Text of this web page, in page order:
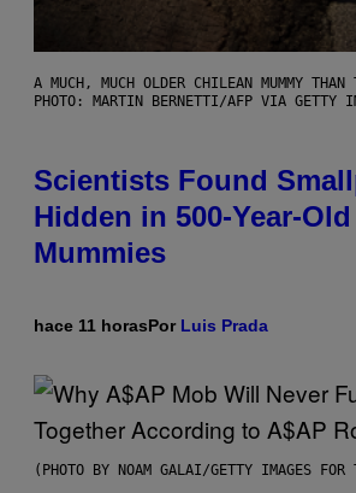
A MUCH, MUCH OLDER CHILEAN MUMMY
PHOTO: MARTIN BERNETTI/AFP VIA GETTY
Scientists Found
Hidden in 500-Year-
Mummies
hace 11 horasPor Luis Prada
(PHOTO BY NOAM GALAI/GETTY IMAGES